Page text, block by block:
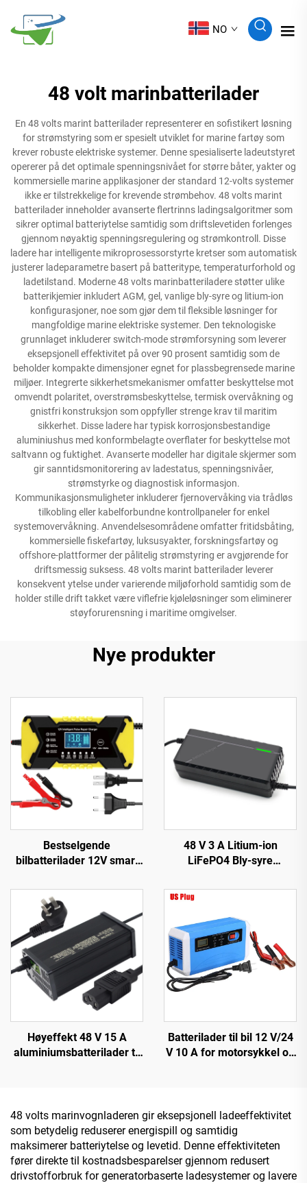
NO
48 volt marinbatterilader
En 48 volts marint batterilader representerer en sofistikert løsning
for strømstyring som er spesielt utviklet for marine fartøy som
krever robuste elektriske systemer. Denne spesialiserte ladeutstyret
opererer på det optimale spenningsnivået for større båter, yakter og
kommersielle marine applikasjoner der standard 12-volts systemer
ikke er tilstrekkelige for krevende strømbehov. 48 volts marint
batterilader inneholder avanserte flertrinns ladingsalgoritmer som
sikrer optimal batteriytelse samtidig som driftslevetiden forlenges
gjennom nøyaktig spenningsregulering og strømkontroll. Disse
ladere har intelligente mikroprosessorstyrte kretser som automatisk
justerer ladeparametre basert på batteritype, temperaturforhold og
ladetilstand. Moderne 48 volts marinbatteriladere støtter ulike
batterikjemier inkludert AGM, gel, vanlige bly-syre og litium-ion
konfigurasjoner, noe som gjør dem til fleksible løsninger for
mangfoldige marine elektriske systemer. Den teknologiske
grunnlaget inkluderer switch-mode strømforsyning som leverer
eksepsjonell effektivitet på over 90 prosent samtidig som de
beholder kompakte dimensjoner egnet for plassbegrensede marine
miljøer. Integrerte sikkerhetsmekanismer omfatter beskyttelse mot
omvendt polaritet, overstrømsbeskyttelse, termisk overvåkning og
gnistfri konstruksjon som oppfyller strenge krav til maritim
sikkerhet. Disse ladere har typisk korrosjonsbestandige
aluminiushus med konformbelagte overflater for beskyttelse mot
saltvann og fuktighet. Avanserte modeller har digitale skjermer som
gir sanntidsmonitorering av ladestatus, spenningsnivåer,
strømstyrke og diagnostisk informasjon.
Kommunikasjonsmuligheter inkluderer fjernovervåking via trådløs
tilkobling eller kabelforbundne kontrollpaneler for enkel
systemovervåkning. Anvendelsesområdene omfatter fritidsbåting,
kommersielle fiskefartøy, luksusyakter, forskningsfartøy og
offshore-plattformer der pålitelig strømstyring er avgjørende for
driftsmessig suksess. 48 volts marint batterilader leverer
konsekvent ytelse under varierende miljøforhold samtidig som de
holder stille drift takket være viflefrie kjøleløsninger som eliminerer
støyforurensning i maritime omgivelser.
Nye produkter
Bestselgende
bilbatterilader 12V smart
reparasjonsbatterilader,
intelligent pulsreparasjon
12V batterilader
48 V 3 A Litium-ion
LiFePO4 Bly-syre
A 54,6 V 58,8 V med 150 W
batterilader
Høyeffekt 48 V 15 A
aluminiumsbatterilader til
Batterilader til bil 12 V/24
V 10 A for motorsykkel og
design
48 volts marinvognladeren gir eksepsjonell ladeeffektivitet
som betydelig reduserer energispill og samtidig
maksimerer batteriytelse og levetid. Denne effektiviteten
fører direkte til kostnadsbesparelser gjennom redusert
drivstofforbruk for generatorbaserte ladesystemer og lavere